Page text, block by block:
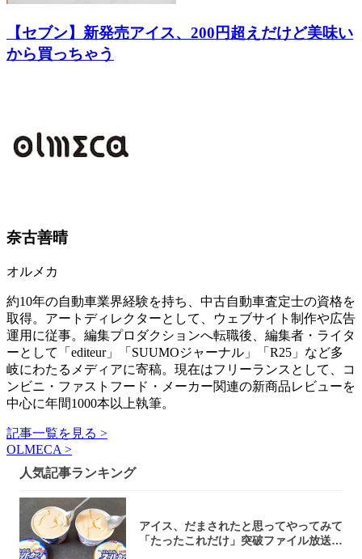
【セブン】新発売アイス、200円超えだけど美味い
から買っちゃう
奈古善晴
オルメカ
約10年の自動車業界経験を持ち、中古自動車査定士の資格を
取得。アートディレクターとして、ウェブサイト制作や広告
運用に従事。編集プロダクションへ転職後、編集者・ライタ
ーとして「editeur」「SUUMOジャーナル」「R25」など多
岐にわたるメディアに寄稿。現在はフリーランスとして、コ
ンビニ・ファストフード・メーカー関連の新商品レビューを
中心に年間1000本以上執筆。
記事一覧を見る >
OLMECA >
人気記事ランキング
アイス、だまされたと思ってやってみて
「たったこれだけ」突破ファイル放送で